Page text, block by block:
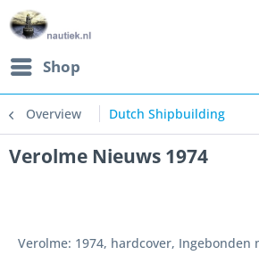
Shop
Overview Dutch Shipbuilding
Verolme Nieuws 1974
Verolme: 1974, hardcover, Ingebonden